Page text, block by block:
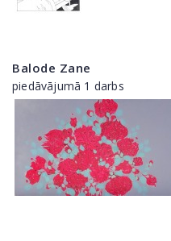
Balode Zane
piedāvājumā 1 darbs